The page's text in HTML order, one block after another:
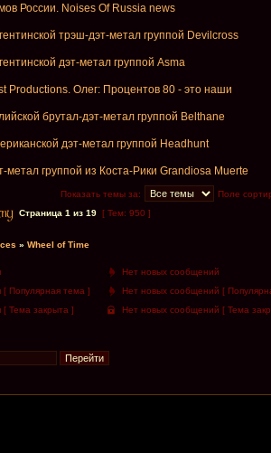
России. Noises Of Russia news
трэш-дэт-метал группой Devilcross
дэт-метал группой Asma
Productions. Олег: Процентов 80 - это наши
брутал-дэт-метал группой Belthane
дэт-метал группой Headhunt
метал группой из Коста-Рики Grandiosa Muerte
Показать темы за:
Поле
Страница 1 из 19 [ Тем: 950 ]
» Wheel of Time
Нет новых сообщений
Популярная тема ]
Нет новых сообщений [
Тема закрыта ]
Нет новых сообщений [ Тема